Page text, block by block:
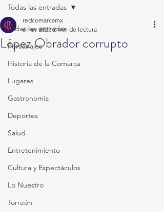
Todas las entradas
Personajes
Historia de la Comarca
Lugares
Gastronomía
Deportes
Salud
Entretenimiento
Cultura y Espectáculos
Lo Nuestro
Torreón
Todas las entradas
López Obrador corrupto
redcomarcamx
6 nov 2023 2 min de lectura